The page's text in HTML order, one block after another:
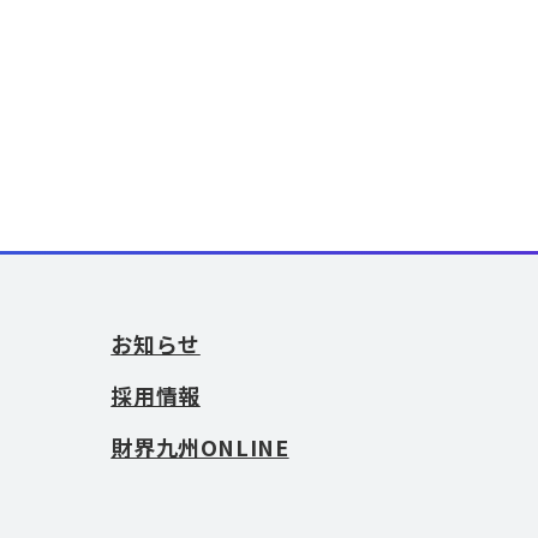
お知らせ
採用情報
財界九州ONLINE